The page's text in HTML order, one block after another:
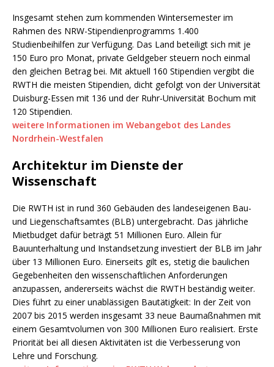
Insgesamt stehen zum kommenden Wintersemester im
Rahmen des NRW-Stipendienprogramms 1.400
Studienbeihilfen zur Verfügung. Das Land beteiligt sich mit je
150 Euro pro Monat, private Geldgeber steuern noch einmal
den gleichen Betrag bei. Mit aktuell 160 Stipendien vergibt die
RWTH die meisten Stipendien, dicht gefolgt von der Universität
Duisburg-Essen mit 136 und der Ruhr-Universität Bochum mit
120 Stipendien.
weitere Informationen im Webangebot des Landes
Nordrhein-Westfalen
Architektur im Dienste der
Wissenschaft
Die RWTH ist in rund 360 Gebäuden des landeseigenen Bau-
und Liegenschaftsamtes (BLB) untergebracht. Das jährliche
Mietbudget dafür beträgt 51 Millionen Euro. Allein für
Bauunterhaltung und Instandsetzung investiert der BLB im Jahr
über 13 Millionen Euro. Einerseits gilt es, stetig die baulichen
Gegebenheiten den wissenschaftlichen Anforderungen
anzupassen, andererseits wächst die RWTH beständig weiter.
Dies führt zu einer unablässigen Bautätigkeit: In der Zeit von
2007 bis 2015 werden insgesamt 33 neue Baumaßnahmen mit
einem Gesamtvolumen von 300 Millionen Euro realisiert. Erste
Priorität bei all diesen Aktivitäten ist die Verbesserung von
Lehre und Forschung.